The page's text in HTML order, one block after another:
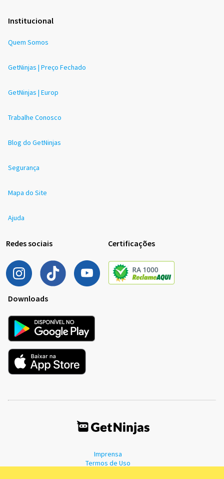
Institucional
Quem Somos
GetNinjas | Preço Fechado
GetNinjas | Europ
Trabalhe Conosco
Blog do GetNinjas
Segurança
Mapa do Site
Ajuda
Redes sociais Certificações
Downloads
Imprensa
Termos de Uso